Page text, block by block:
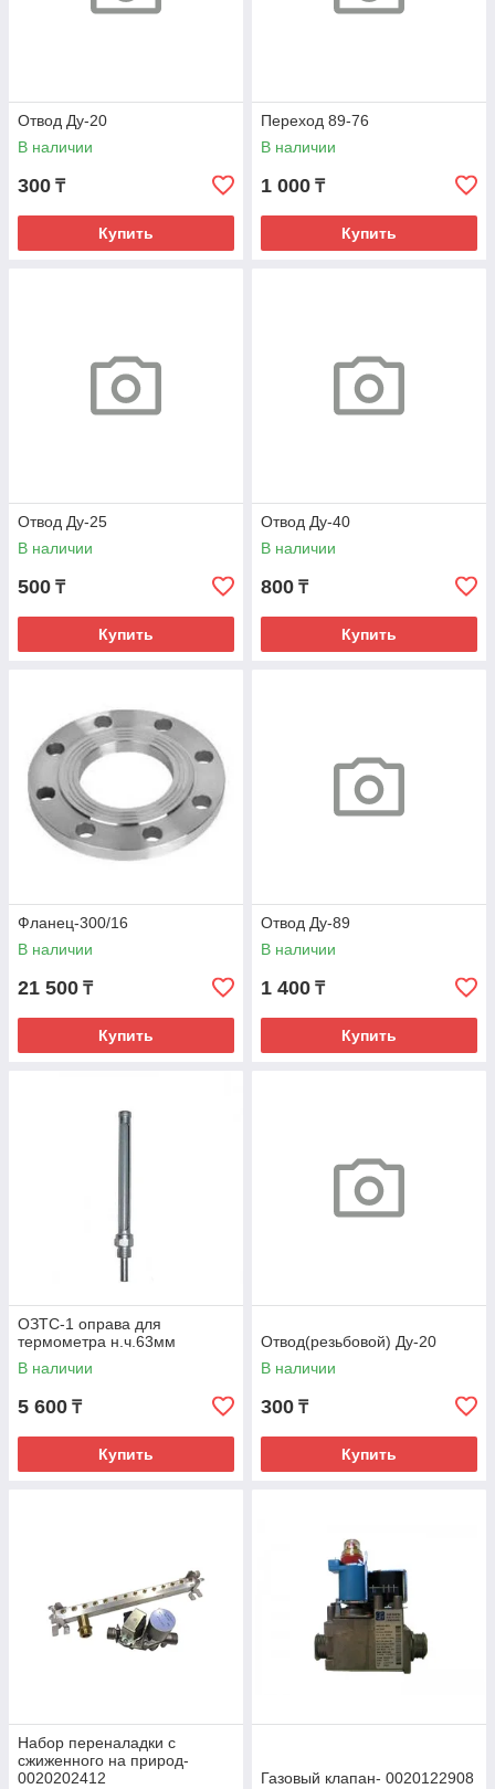
Отвод Ду-20
В наличии
300 ₸
Купить
Переход 89-76
В наличии
1 000 ₸
Купить
Отвод Ду-25
В наличии
500 ₸
Купить
Отвод Ду-40
В наличии
800 ₸
Купить
Фланец-300/16
В наличии
21 500 ₸
Купить
Отвод Ду-89
В наличии
1 400 ₸
Купить
ОЗТС-1 оправа для
термометра н.ч.63мм
В наличии
5 600 ₸
Купить
Отвод(резьбовой) Ду-20
В наличии
300 ₸
Купить
Набор переналадки с
сжиженного на природ-
0020202412
Газовый клапан- 0020122908